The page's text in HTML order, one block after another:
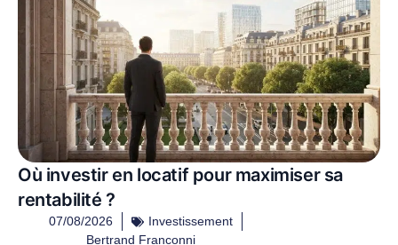
Où investir en locatif pour maximiser sa
rentabilité ?
07/08/2026
Investissement
Bertrand Franconni